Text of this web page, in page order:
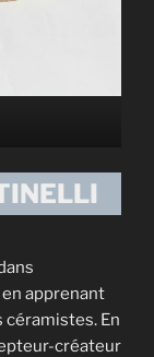
en apprenant
céramistes. En
créateur